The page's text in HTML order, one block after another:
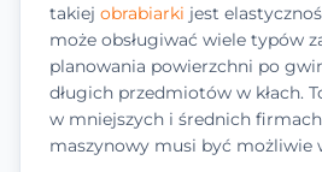
takiej obrabiarki jest
może obsługiwać wiele typów
planowania powierzchni po
długich przedmiotów w kłach.
w mniejszych i średnich
maszynowy musi być możliwie